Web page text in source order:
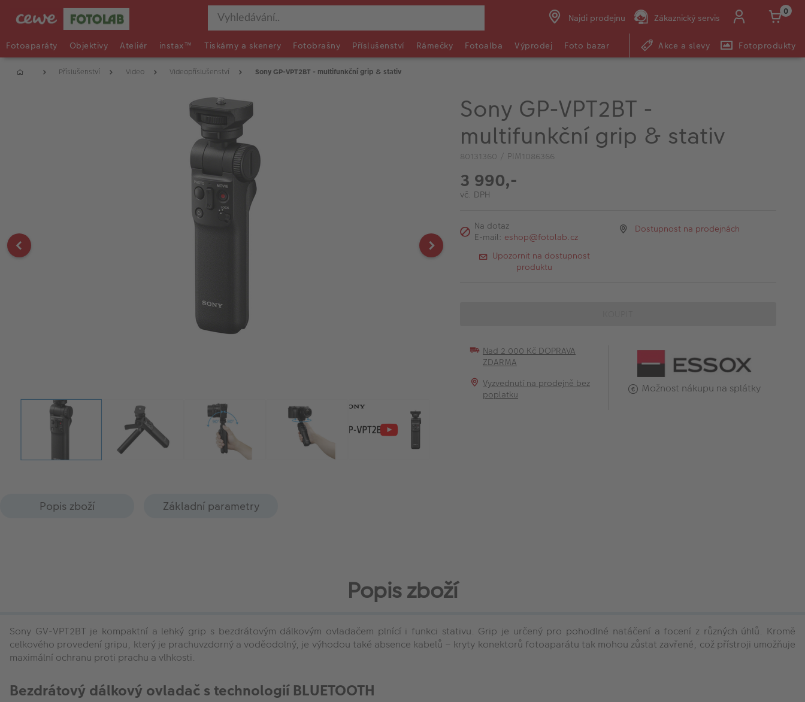
Najdi prodejnu Zákaznický servis
0
Fotoaparáty Objektivy Ateliér instax™ Tiskárny a skenery Fotobrašny Příslušenství Rámečky Fotoalba Výprodej Foto bazar Akce a slevy Fotoprodukty
Příslušenství Video Videopříslušenství Sony GP-VPT2BT - multifunkční grip & stativ
Sony GP-VPT2BT -
multifunkční grip & stativ
80131360 / PIM1086366
3 990,-
vč. DPH
Na dotaz
E-mail: eshop@fotolab.cz
Upozornit na dostupnost
produktu
Dostupnost na prodejnách
Nad 2 000 Kč DOPRAVA
ZDARMA
Vyzvednutí na prodejně bez
poplatku
Možnost nákupu na splátky
Popis zboží Základní parametry
Popis zboží
Sony GV-VPT2BT je kompaktní a lehký grip s bezdrátovým dálkovým ovladačem plnící i funkci stativu. Grip je určený pro pohodlné natáčení a focení z různých úhlů. Kromě
celkového provedení gripu, který je prachuvzdorný a voděodolný, je výhodou také absence kabelů – kryty konektorů fotoaparátu tak mohou zůstat zavřené, což přístroji umožňuje
maximální ochranu proti prachu a vlhkosti.
Bezdrátový dálkový ovladač s technologií BLUETOOTH